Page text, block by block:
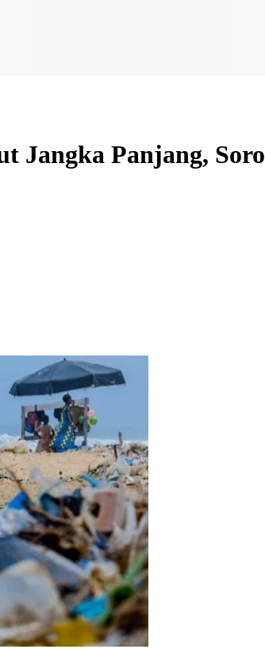
Jangka Panjang,